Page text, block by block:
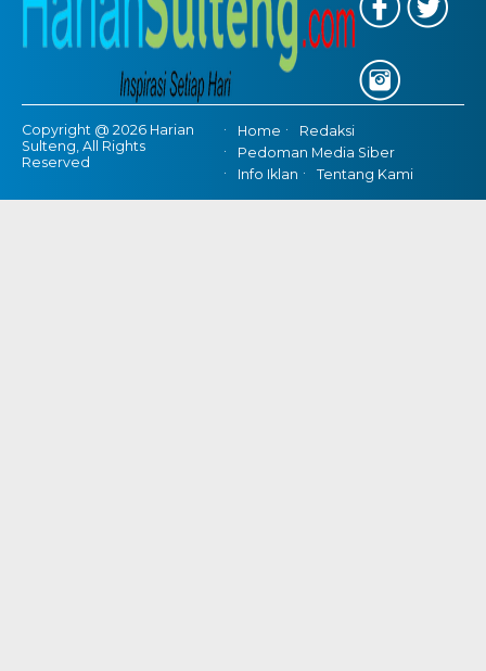
Copyright @ 2026 Harian
Sulteng, All Rights
Reserved
Home
Redaksi
Pedoman Media Siber
Info Iklan
Tentang Kami